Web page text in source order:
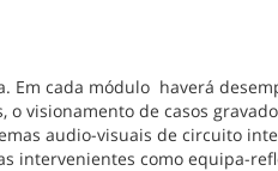
Em cada módulo haverá
o visionamento de casos
audio-visuais de circuito
intervenientes como equipa-